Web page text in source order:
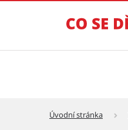
Úvodní stránka